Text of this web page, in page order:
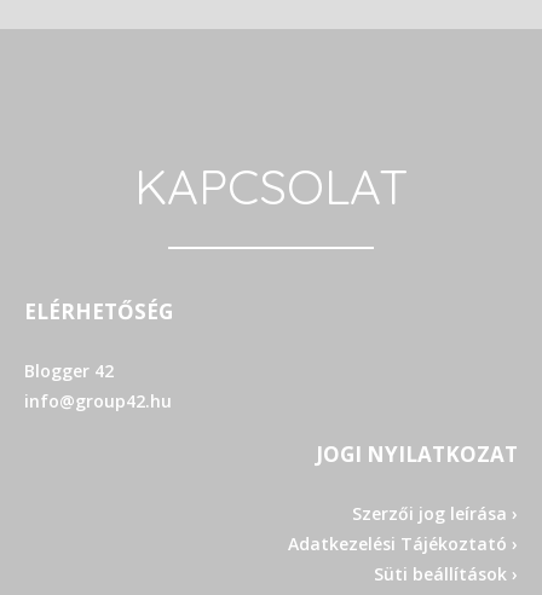
KAPCSOLAT
ELÉRHETŐSÉG
Blogger 42
info@group42.hu
JOGI NYILATKOZAT
Szerzői jog leírása ›
Adatkezelési Tájékoztató ›
Süti beállítások ›